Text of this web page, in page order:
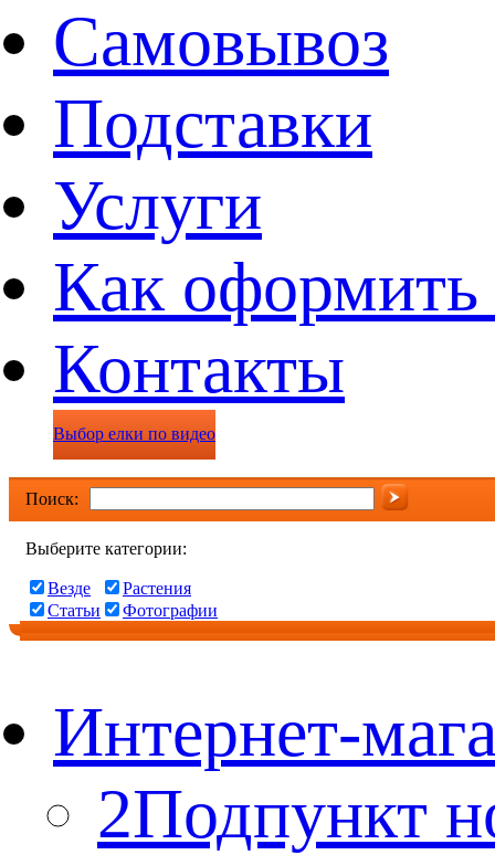
Самовывоз
Подставки
Услуги
Как оформить
Контакты
Выбор елки по видео
Поиск:
Выберите категории:
Везде
Растения
Статьи
Фотографии
Интернет-
2Подпункт